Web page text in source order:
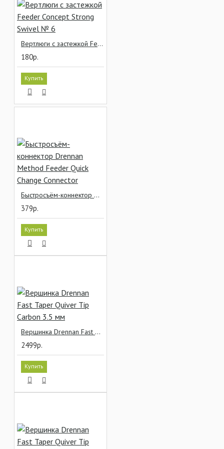
Вертлюги с застежкой Feeder Concept Strong Swivel № 6
180р.
Купить
Быстросъём-коннектор Drennan Method Feeder Quick Change Connector
379р.
Купить
Вершинка Drennan Fast Taper Quiver Tip Carbon 3.5 мм
2499р.
Купить